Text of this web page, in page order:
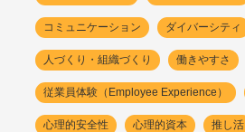
コミュニケーション ダイバーシティ
人づくり・組織づくり 働きやすさ
従業員体験（Employee Experience）
心理的安全性 心理的資本 推し活